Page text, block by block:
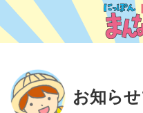
お知ら